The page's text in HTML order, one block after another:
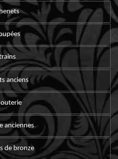
anciens
anciennes
de bronze